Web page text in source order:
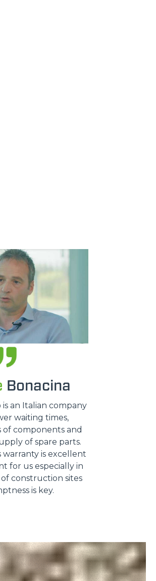
Bonacina
an Italian company
waiting times,
of components and
of spare parts.
warranty is excellent
for us especially in
construction sites
is key.